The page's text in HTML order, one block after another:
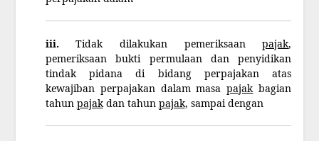
iii.Tidak dilakukan pemeriksaanpajak,
pemeriksaan bukti permulaan dan penyidikan
tindak pidana di bidang perpajakan atas
kewajiban perpajakan dalam masapajakbagian
tahun pajakdan tahun pajak, sampai dengan